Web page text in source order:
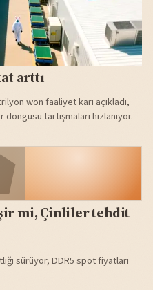
arttı
won faaliyet karı açıkladı,
tartışmaları hızlanıyor.
mi, Çinliler tehdit
sürüyor, DDR5 spot fiyatları